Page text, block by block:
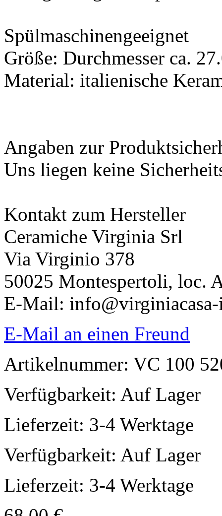
Spülmaschinengeeignet
Größe: Durchmesser ca.
Material: italienische
Angaben zur
Uns liegen keine
Kontakt zum Hersteller
Ceramiche Virginia Srl
Via Virginio 378
50025 Montespertoli, loc.
E-Mail:
E-Mail an einen Freund
Artikelnummer: VC 100
Verfügbarkeit: Auf Lager
Lieferzeit: 3-4 Werktage
Verfügbarkeit: Auf Lager
Lieferzeit: 3-4 Werktage